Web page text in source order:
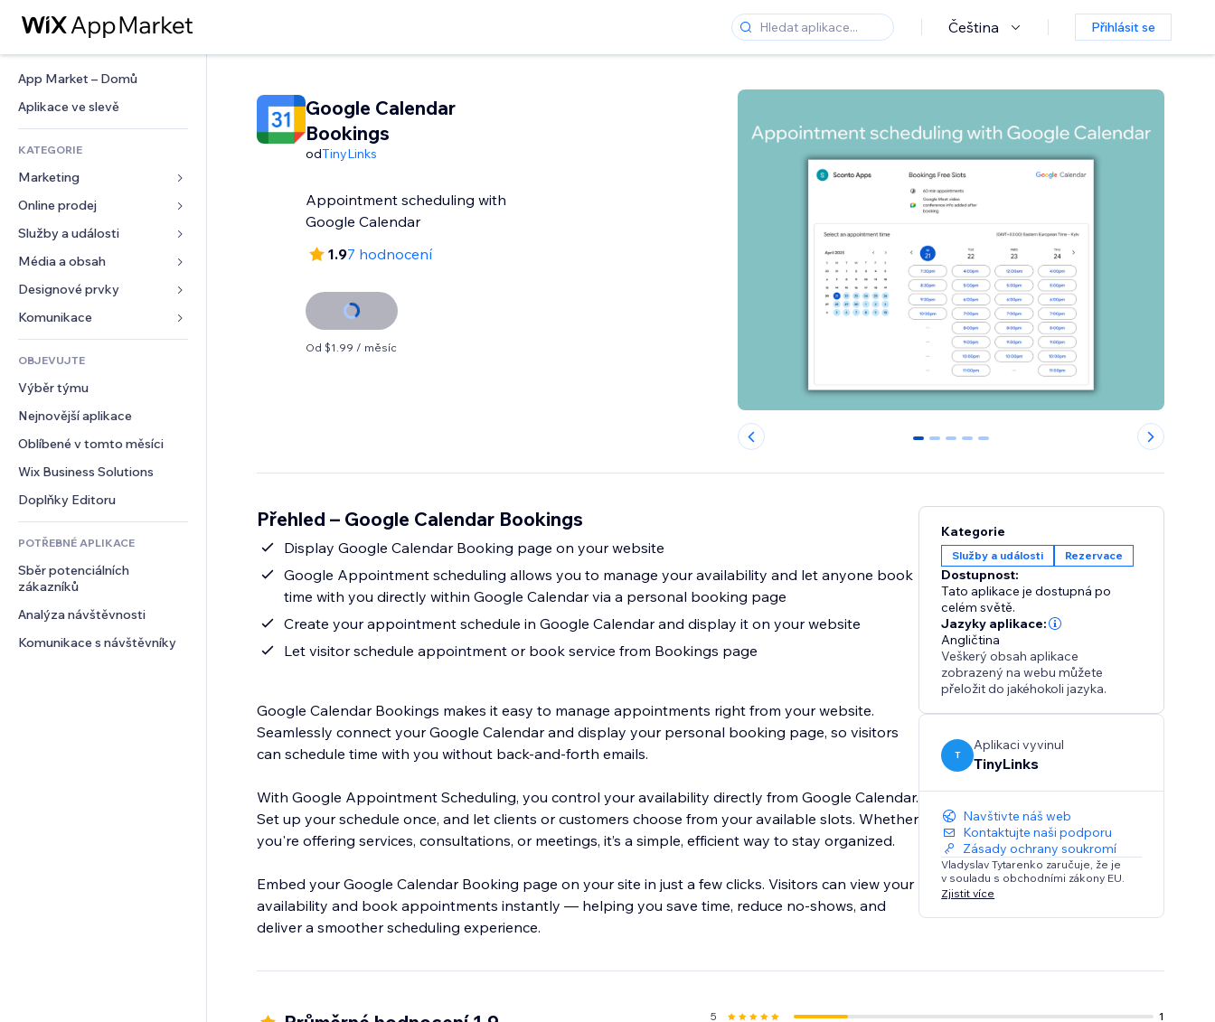
Čeština Přihlásit se
App Market – Domů
Aplikace ve slevě
KATEGORIE
Marketing
Reklamy
Mobilní zařízení
Analytika
Výpisy webu
E‑mail
Online prodej
Aplikace pro obchody
Doprava a doručení
Tlačítka pro prodej
Účetnictví
Kupóny a věrnostní programy
Skladování
Jídlo a nápoje
Služby a události
Ubytování
Události
Restaurace
Nemovitosti
Rezervace
Média a obsah
Galerie
Hudba
Podcasty
Fotografie
Video
PDF
Sdílení souborů
Novinky
Designové prvky
Mapy a navigace
Soukromí a bezpečnost
Hodiny
Šablony stránek
Efekty pro obrázky
Tlačítka a nabídky
Bannery a odznaky
Kalkulačky
Vyhledávání
Počasí
Tabulky a grafy
Formuláře
Ankety
Chat
Komentáře
Telefon
Komunita
Reference a recenze
CRM
OBJEVUJTE
Výběr týmu
Nejnovější aplikace
Oblíbené v tomto měsíci
Wix Business Solutions
Doplňky Editoru
POTŘEBNÉ APLIKACE
Sběr potenciálních
zákazníků
Analýza návštěvnosti
Komunikace s návštěvníky
Google Calendar
Bookings
odTinyLinks
Appointment scheduling with
Google Calendar
1.97 hodnocení
Od $1.99 / měsíc
0 1 2 3 4
Přehled – Google Calendar Bookings
Display Google Calendar Booking page on your website
Google Appointment scheduling allows you to manage your availability and let anyone book
time with you directly within Google Calendar via a personal booking page
Create your appointment schedule in Google Calendar and display it on your website
Let visitor schedule appointment or book service from Bookings page
Google Calendar Bookings makes it easy to manage appointments right from your website.
Seamlessly connect your Google Calendar and display your personal booking page, so visitors
can schedule time with you without back-and-forth emails.
With Google Appointment Scheduling, you control your availability directly from Google Calendar.
Set up your schedule once, and let clients or customers choose from your available slots. Whether
you're offering services, consultations, or meetings, it’s a simple, efficient way to stay organized.
Embed your Google Calendar Booking page on your site in just a few clicks. Visitors can view your
availability and book appointments instantly — helping you save time, reduce no-shows, and
deliver a smoother scheduling experience.
Kategorie
Služby a události Rezervace
Dostupnost:
Tato aplikace je dostupná po
celém světě.
Jazyky aplikace:
Angličtina
Veškerý obsah aplikace
zobrazený na webu můžete
přeložit do jakéhokoli jazyka.
T
Aplikaci vyvinul
TinyLinks
Navštivte náš web
Kontaktujte naši podporu
Zásady ochrany soukromí
Vladyslav Tytarenko zaručuje, že je
v souladu s obchodními zákony EU.
Zjistit více
5
1